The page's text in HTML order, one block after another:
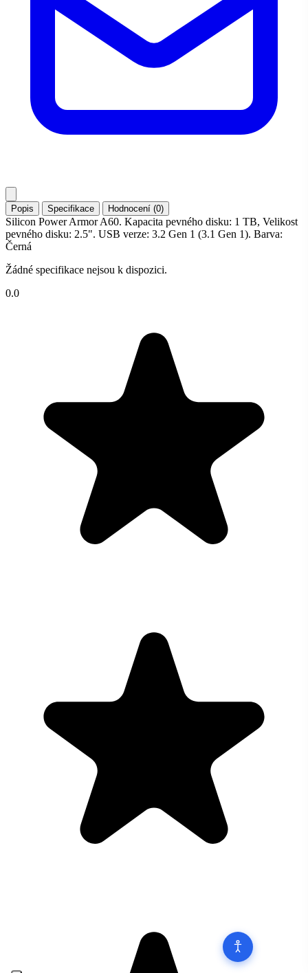
Popis Specifikace Hodnocení (0)
Silicon Power Armor A60. Kapacita pevného disku: 1 TB, Velikost
pevného disku: 2.5". USB verze: 3.2 Gen 1 (3.1 Gen 1). Barva:
Černá
Žádné specifikace nejsou k dispozici.
0.0